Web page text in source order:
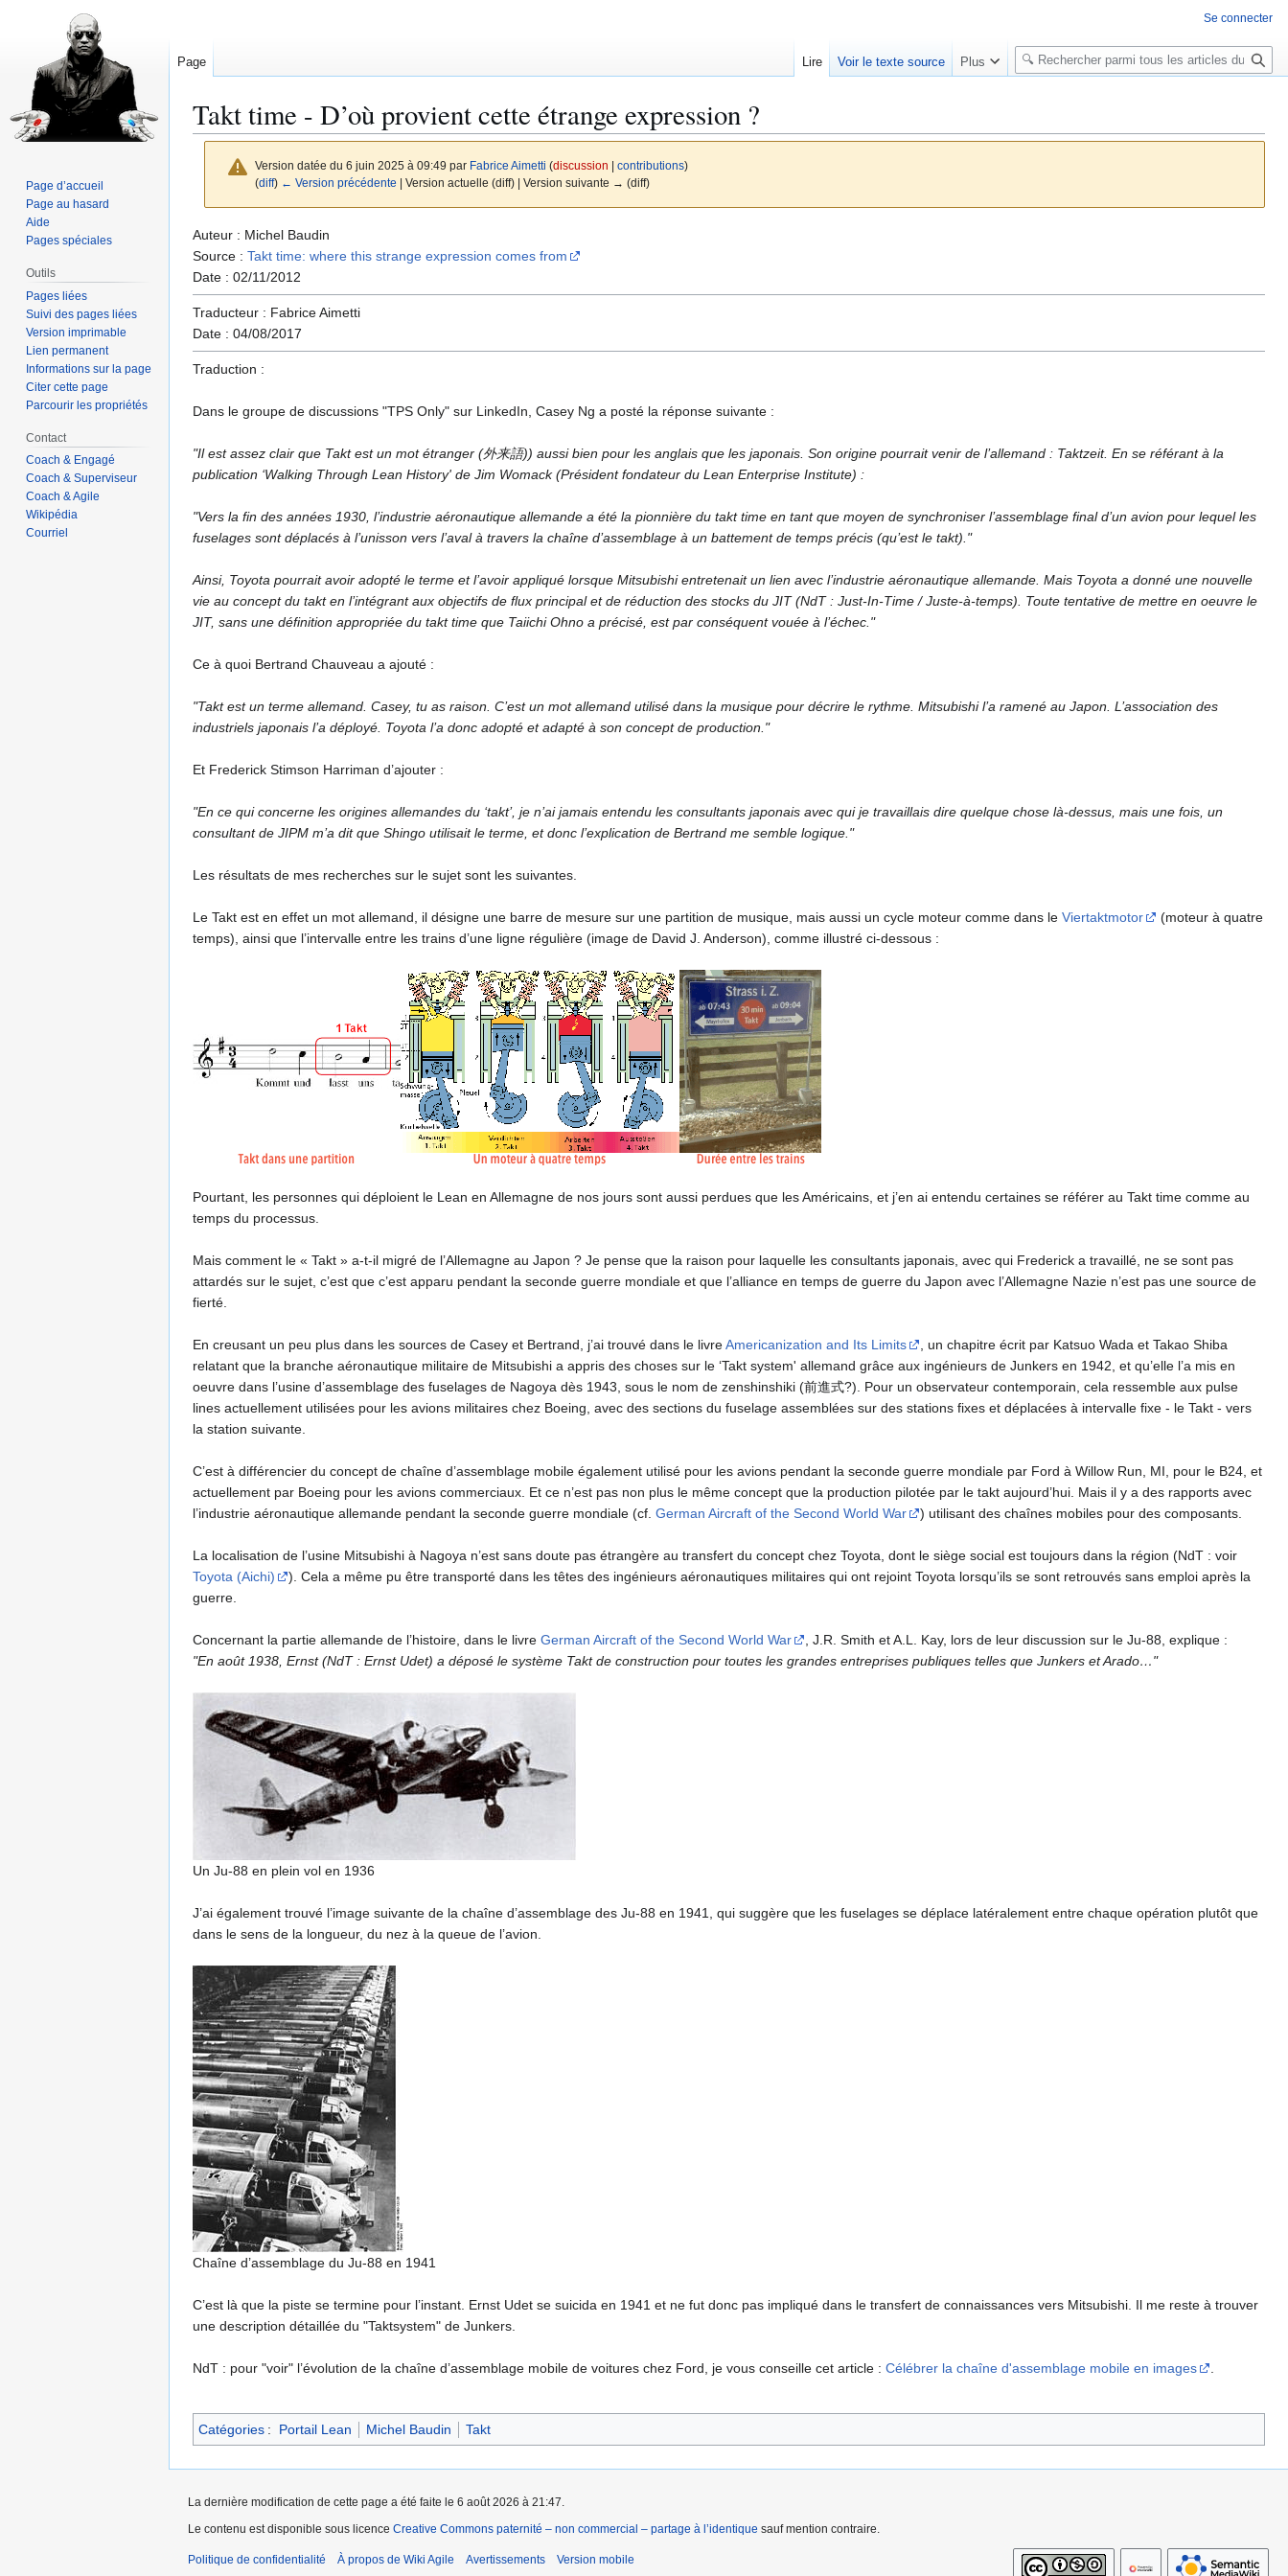
Takt time - D’où provient cette étrange expression ?
Version datée du 6 juin 2025 à 09:49 par Fabrice Aimetti (discussion contributions)
(diff) ← Version précédente | Version actuelle (diff) | Version suivante → (diff)
Aller
à
la
navigation
Aller
à
la
recherche
Auteur : Michel Baudin
Source : Takt time: where this strange expression comes from
Date : 02/11/2012
Traducteur : Fabrice Aimetti
Date : 04/08/2017
Traduction :
Dans le groupe de discussions "TPS Only" sur LinkedIn, Casey Ng a posté la réponse suivante :
"Il est assez clair que Takt est un mot étranger (外来語)) aussi bien pour les anglais que les japonais. Son origine pourrait venir de l’allemand : Taktzeit. En se référant à la
publication ‘Walking Through Lean History' de Jim Womack (Président fondateur du Lean Enterprise Institute) :
"Vers la fin des années 1930, l’industrie aéronautique allemande a été la pionnière du takt time en tant que moyen de synchroniser l’assemblage final d’un avion pour lequel les
fuselages sont déplacés à l’unisson vers l’aval à travers la chaîne d’assemblage à un battement de temps précis (qu’est le takt)."
Ainsi, Toyota pourrait avoir adopté le terme et l’avoir appliqué lorsque Mitsubishi entretenait un lien avec l’industrie aéronautique allemande. Mais Toyota a donné une nouvelle
vie au concept du takt en l’intégrant aux objectifs de flux principal et de réduction des stocks du JIT (NdT : Just-In-Time / Juste-à-temps). Toute tentative de mettre en oeuvre le
JIT, sans une définition appropriée du takt time que Taiichi Ohno a précisé, est par conséquent vouée à l’échec."
Ce à quoi Bertrand Chauveau a ajouté :
"Takt est un terme allemand. Casey, tu as raison. C’est un mot allemand utilisé dans la musique pour décrire le rythme. Mitsubishi l’a ramené au Japon. L’association des
industriels japonais l’a déployé. Toyota l’a donc adopté et adapté à son concept de production."
Et Frederick Stimson Harriman d’ajouter :
"En ce qui concerne les origines allemandes du ‘takt’, je n’ai jamais entendu les consultants japonais avec qui je travaillais dire quelque chose là-dessus, mais une fois, un
consultant de JIPM m’a dit que Shingo utilisait le terme, et donc l’explication de Bertrand me semble logique."
Les résultats de mes recherches sur le sujet sont les suivantes.
Le Takt est en effet un mot allemand, il désigne une barre de mesure sur une partition de musique, mais aussi un cycle moteur comme dans le Viertaktmotor
(moteur à quatre
temps), ainsi que l’intervalle entre les trains d’une ligne régulière (image de David J. Anderson), comme illustré ci-dessous :
Pourtant, les personnes qui déploient le Lean en Allemagne de nos jours sont aussi perdues que les Américains, et j’en ai entendu certaines se référer au Takt time comme au
temps du processus.
Mais comment le « Takt » a-t-il migré de l’Allemagne au Japon ? Je pense que la raison pour laquelle les consultants japonais, avec qui Frederick a travaillé, ne se sont pas
attardés sur le sujet, c’est que c’est apparu pendant la seconde guerre mondiale et que l’alliance en temps de guerre du Japon avec l’Allemagne Nazie n’est pas une source de
fierté.
En creusant un peu plus dans les sources de Casey et Bertrand, j’ai trouvé dans le livreAmericanization and Its Limits
, un chapitre écrit par Katsuo Wada et Takao Shiba
relatant que la branche aéronautique militaire de Mitsubishi a appris des choses sur le ‘Takt system' allemand grâce aux ingénieurs de Junkers en 1942, et qu’elle l’a mis en
oeuvre dans l’usine d’assemblage des fuselages de Nagoya dès 1943, sous le nom de zenshinshiki (前進式?). Pour un observateur contemporain, cela ressemble aux pulse
lines actuellement utilisées pour les avions militaires chez Boeing, avec des sections du fuselage assemblées sur des stations fixes et déplacées à intervalle fixe - le Takt - vers
la station suivante.
C’est à différencier du concept de chaîne d’assemblage mobile également utilisé pour les avions pendant la seconde guerre mondiale par Ford à Willow Run, MI, pour le B24, et
actuellement par Boeing pour les avions commerciaux. Et ce n’est pas non plus le même concept que la production pilotée par le takt aujourd’hui. Mais il y a des rapports avec
l’industrie aéronautique allemande pendant la seconde guerre mondiale (cf. German Aircraft of the Second World War ) utilisant des chaînes mobiles pour des composants.
La localisation de l’usine Mitsubishi à Nagoya n’est sans doute pas étrangère au transfert du concept chez Toyota, dont le siège social est toujours dans la région (NdT : voir
Toyota (Aichi)
). Cela a même pu être transporté dans les têtes des ingénieurs aéronautiques militaires qui ont rejoint Toyota lorsqu’ils se sont retrouvés sans emploi après la
guerre.
Concernant la partie allemande de l’histoire, dans le livre German Aircraft of the Second World War
, J.R. Smith et A.L. Kay, lors de leur discussion sur le Ju-88, explique :
"En août 1938, Ernst (NdT : Ernst Udet) a déposé le système Takt de construction pour toutes les grandes entreprises publiques telles que Junkers et Arado…"
Un Ju-88 en plein vol en 1936
J’ai également trouvé l’image suivante de la chaîne d’assemblage des Ju-88 en 1941, qui suggère que les fuselages se déplace latéralement entre chaque opération plutôt que
dans le sens de la longueur, du nez à la queue de l’avion.
Chaîne d’assemblage du Ju-88 en 1941
C’est là que la piste se termine pour l’instant. Ernst Udet se suicida en 1941 et ne fut donc pas impliqué dans le transfert de connaissances vers Mitsubishi. Il me reste à trouver
une description détaillée du "Taktsystem" de Junkers.
NdT : pour "voir" l’évolution de la chaîne d’assemblage mobile de voitures chez Ford, je vous conseille cet article : Célébrer la chaîne d'assemblage mobile en images
Catégories : Portail Lean Michel Baudin Takt
Se connecter
Page Lire Voir le texte source Plus
R
e
e
h
Page d’accueil
Page au hasard
Aide
Pages spéciales
Outils
Pages liées
Suivi des pages liées
Version imprimable
Lien permanent
Informations sur la page
Citer cette page
Parcourir les propriétés
Contact
Coach & Engagé
Coach & Superviseur
Coach & Agile
Wikipédia
Courriel
La dernière modification de cette page a été faite le 6 août 2026 à 21:47.
Le contenu est disponible sous licence Creative Commons paternité – non commercial – partage à l’identique sauf mention contraire.
Politique de confidentialité À propos de Wiki Agile Avertissements Version mobile